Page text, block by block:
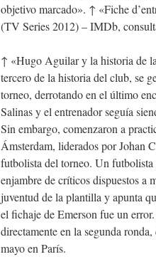
objetivo marcado». ↑ «Fiche
(TV Series 2012) – IMDb,
↑ «Hugo Aguilar y la historia de
tercero de la historia del club, se
torneo, derrotando en el último
Salinas y el entrenador seguía
Sin embargo, comenzaron a
Ámsterdam, liderados por Johan
futbolista del torneo. Un futbolista
enjambre de críticos dispuestos a
juventud de la plantilla y apunta
el fichaje de Emerson fue un
directamente en la segunda
mayo en París.